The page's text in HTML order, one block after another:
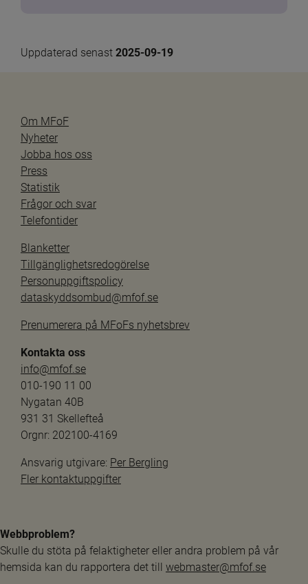
Uppdaterad senast 2025-09-19
Om MFoF
Nyheter
Jobba hos oss
Press
Statistik
Frågor och svar
Telefontider
Blanketter
Tillgänglighetsredogörelse
Personuppgiftspolicy
dataskyddsombud@mfof.se
Prenumerera på MFoFs nyhetsbrev
Kontakta oss
info@mfof.se
010-190 11 00
Nygatan 40B
931 31 Skellefteå
Orgnr: 202100-4169
Ansvarig utgivare: Per Bergling
Fler kontaktuppgifter
Webbproblem?
Skulle du stöta på felaktigheter eller andra problem på vår
hemsida kan du rapportera det till webmaster@mfof.se